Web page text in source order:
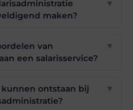
maken?
▼
van
een salarisservice?
▼
ontstaan bij
▼